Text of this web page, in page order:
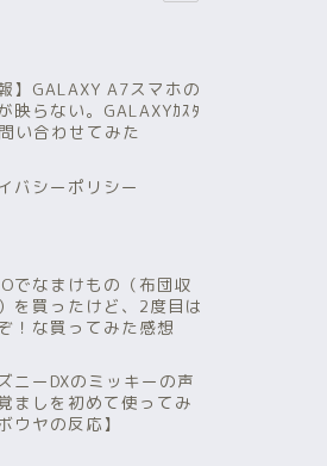
】GALAXY A7スマホの
映らない。GALAXYｶｽﾀ
い合わせてみた
バシーポリシー
でなまけもの（布団収
を買ったけど、2度目は
！な買ってみた感想
ニーDXのミッキーの声
ましを初めて使ってみ
ウヤの反応】